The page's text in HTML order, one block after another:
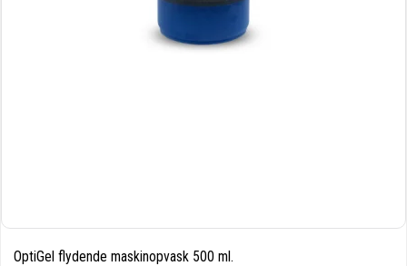
OptiGel flydende maskinopvask 500 ml.